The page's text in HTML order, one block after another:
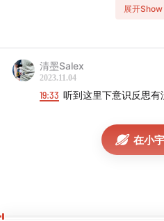
时间线：
做一个有生命力的人
展开
清墨Salex
2023.11.04
19:33 听到这里下意识反思
在小